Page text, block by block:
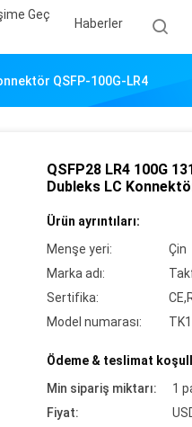
Geç
Haberler
QSFP-100G-LR4
QSFP28 LR4 100G
Dubleks LC
Ürün ayrıntıları:
Menşe yeri:
Çin
Marka adı:
Sertifika:
Model numarası:
Ödeme & teslimat
Min sipariş miktarı:
1
Fiyat: